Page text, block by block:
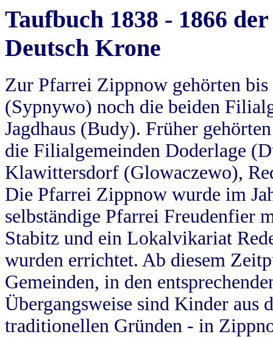
Taufbuch 1838 - 1866
Deutsch Krone
Zur Pfarrei Zippnow gehörten
(Sypnywo) noch die beiden
Jagdhaus (Budy). Früher
die Filialgemeinden Doderlage
Klawittersdorf (Glowaczewo),
Die Pfarrei Zippnow wurde im
selbständige Pfarrei Freudenfier
Stabitz und ein Lokalvikariat
wurden errichtet. Ab diesem
Gemeinden, in den
Übergangsweise sind Kinder aus
traditionellen Gründen - in